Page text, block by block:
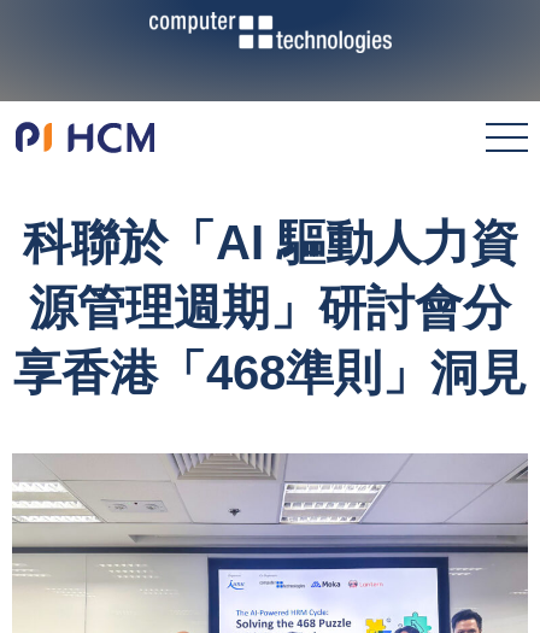
科聯於「AI 驅動人力資
源管理週期」研討會分
享香港「468準則」洞見